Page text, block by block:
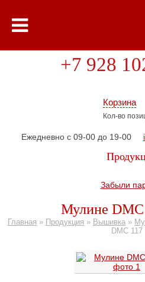
Корзина
Кол-во
+7 928
Ежедневно с 09-00 до 19-00
Забыли
Мулине DMC
Главная » Продукция » Вышивка »
DMC 117